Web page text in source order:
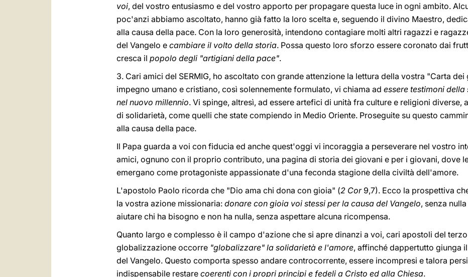
voi, del vostro entusiasmo e del vostro apporto per propagare questa luce in ogni ambito.
poc'anzi abbiamo ascoltato, hanno già fatto la loro scelta e, seguendo il divino Maestro,
alla causa della pace. Con la loro generosità, intendono contagiare molti altri ragazzi e
del Vangelo e cambiare il volto della storia. Possa questo loro sforzo essere coronato dai
cresca il popolo degli "artigiani della pace".
3. Cari amici del SERMIG, ho ascoltato con grande attenzione la lettura della vostra "Carta
impegno umano e cristiano, così solennemente formulato, vi chiama ad essere testimoni
nel nuovo millennio. Vi spinge, altresì, ad essere artefici di unità fra culture e religioni diverse,
di solidarietà, come quelli che state compiendo in Medio Oriente. Proseguite su questo
alla causa della pace.
Il Papa guarda a voi con fiducia ed anche quest'oggi vi incoraggia a perseverare nel vostro
amici, ognuno con il proprio contributo, una pagina di storia dei giovani e per i giovani, dove
emergano come protagoniste appassionate d'una feconda stagione della civiltà dell'amore.
L'apostolo Paolo ricorda che "Dio ama chi dona con gioia" (2 Cor9,7). Ecco la prospettiva
la vostra azione missionaria: donare con gioia voi stessi per la causa del Vangelo, senza
aiutare chi ha bisogno e non ha nulla, senza aspettare alcuna ricompensa.
Quanto largo e complesso è il campo d'azione che si apre dinanzi a voi, cari apostoli del
globalizzazione occorre "globalizzare" la solidarietà e l'amore, affinché dappertutto giunga
del Vangelo. Questo comporta spesso andare controcorrente, essere incompresi e talora
indispensabile restare coerenti con i propri principi e fedeli a Cristo ed alla Chiesa.